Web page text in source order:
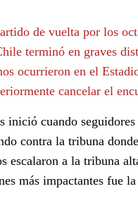
de vuelta por los
terminó en graves
ocurrieron en el
cancelar el
inició cuando
contra la tribuna
escalaron a la tribuna
más impactantes fue